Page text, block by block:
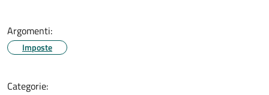
Argomenti:
Imposte
Categorie: